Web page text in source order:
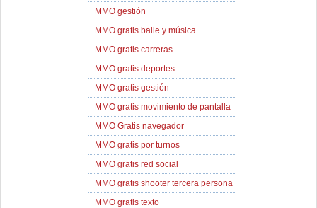
MMO gestión
MMO gratis baile y música
MMO gratis carreras
MMO gratis deportes
MMO gratis gestión
MMO gratis movimiento de pantalla
MMO Gratis navegador
MMO gratis por turnos
MMO gratis red social
MMO gratis shooter tercera persona
MMO gratis texto